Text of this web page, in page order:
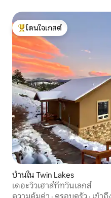
โดนใจเกสต์ที่สุด
โดนใจเกสต์
บ้านใน Twin Lakes
เดอะวิวเฮาส์ที่ทวินเลกส์